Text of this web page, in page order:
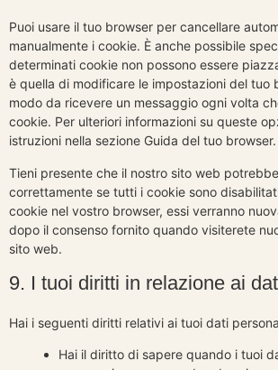
Puoi usare il tuo browser per cancellare
manualmente i cookie. È anche possibile
determinati cookie non possono essere
è quella di modificare le impostazioni del tuo
modo da ricevere un messaggio ogni volta
cookie. Per ulteriori informazioni su queste
istruzioni nella sezione Guida del tuo browser.
Tieni presente che il nostro sito web
correttamente se tutti i cookie sono
cookie nel vostro browser, essi verranno
dopo il consenso fornito quando visiterete
sito web.
9. I tuoi diritti in relazione ai
Hai i seguenti diritti relativi ai tuoi dati
Hai il diritto di sapere quando i tuoi